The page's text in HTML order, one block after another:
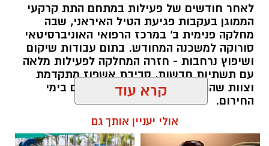
לאחר חודשים של פעילות במתחם התת קרקעי
הממוגן בעקבות פגיעת הטיל האיראני, שבה
מחלקה פנימית ב' במרכז הרפואי האוניברסיטאי
סורוקה למשכנה המחודש. בתום עבודות שיקום
ושיפוץ נרחבות - חזרה המחלקה לפעילות מלאה
עם תשתיות חדשות, סביבת אשפוז מתקדמת
וצוות שהמשיך להעניק טיפול מסור גם בימי
החירום.
קרא עוד
אולי יעניין אותך גם